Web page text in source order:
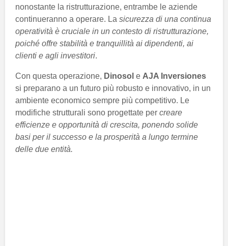
nonostante la ristrutturazione, entrambe le aziende
continueranno a operare. La sicurezza di una continua
operatività è cruciale in un contesto di ristrutturazione,
poiché offre stabilità e tranquillità ai dipendenti, ai
clienti e agli investitori.
Con questa operazione, Dinosol e AJA Inversiones
si preparano a un futuro più robusto e innovativo, in un
ambiente economico sempre più competitivo. Le
modifiche strutturali sono progettate per creare
efficienze e opportunità di crescita, ponendo solide
basi per il successo e la prosperità a lungo termine
delle due entità.